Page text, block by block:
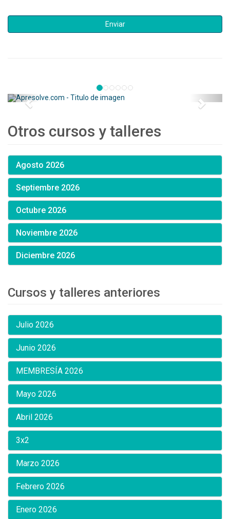
Otros cursos y talleres
Agosto 2026
Septiembre 2026
Octubre 2026
Noviembre 2026
Diciembre 2026
Cursos y talleres anteriores
Julio 2026
Junio 2026
MEMBRESÍA 2026
Mayo 2026
Abril 2026
3x2
Marzo 2026
Febrero 2026
Enero 2026